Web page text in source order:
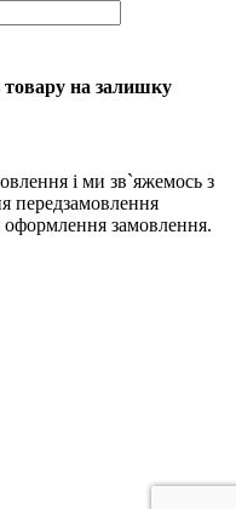
товару на залишку
і ми зв`яжемось з
передзамовлення
оформлення замовлення.